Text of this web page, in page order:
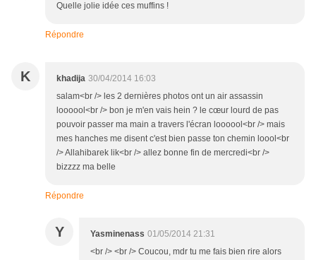
Quelle jolie idée ces muffins !
Répondre
K khadija 30/04/2014 16:03
salam<br /> les 2 dernières photos ont un air assassin
loooool<br /> bon je m'en vais hein ? le cœur lourd de pas
pouvoir passer ma main a travers l'écran loooool<br /> mais
mes hanches me disent c'est bien passe ton chemin loool<br
/> Allahibarek lik<br /> allez bonne fin de mercredi<br />
bizzzz ma belle
Répondre
Y Yasminenass 01/05/2014 21:31
<br /> <br /> Coucou, mdr tu me fais bien rire alors